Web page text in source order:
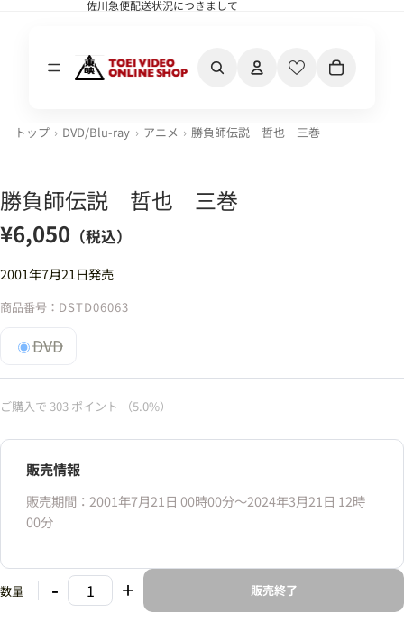
佐川急便配送状況につきまして
佐川急便配送状況につきまして
トップ DVD/Blu-ray アニメ 勝負師伝説 哲也 三巻
勝負師伝説 哲也 三巻
¥6,050 （税込）
2001年7月21日発売
商品番号： DSTD06063
DVD
ご購入で 303 ポイント （5.0%）
販売情報
販売期間：2001年7月21日 00時00分〜2024年3月21日 12時
00分
数量 - + 販売終了